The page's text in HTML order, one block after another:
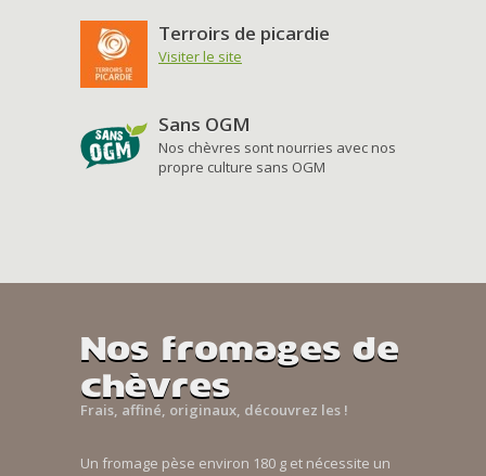
Terroirs de picardie
Visiter le site
Sans OGM
Nos chèvres sont nourries avec nos
propre culture sans OGM
Nos fromages de
chèvres
Frais, affiné, originaux, découvrez les !
Un fromage pèse environ 180 g et nécessite un